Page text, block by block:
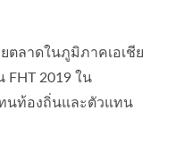
ตลาดในภูมิภาคเอเชีย
FHT 2019 ใน
ทนท้องถิ่นและตัวแทน